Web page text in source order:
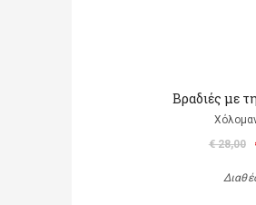
Βραδιές με
€ 28,00